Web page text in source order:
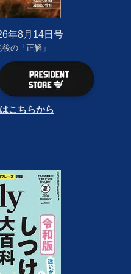
年8月14日号
の「正解」
こちらから